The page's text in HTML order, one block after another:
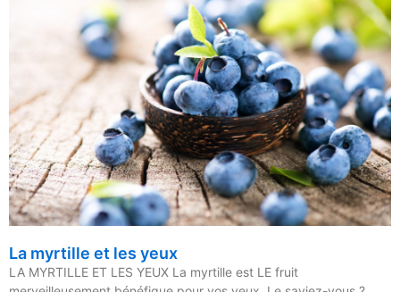
La myrtille et les yeux
LA MYRTILLE ET LES YEUX La myrtille est LE fruit